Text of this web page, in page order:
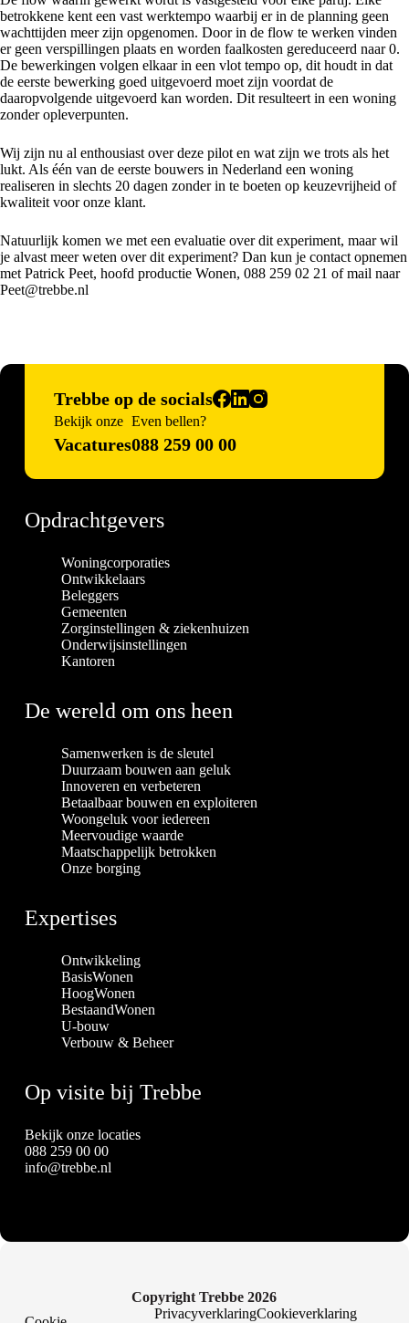
betrokkene kent een vast werktempo waarbij er in de planning geen
wachttijden meer zijn opgenomen. Door in de flow te werken vinden
er geen verspillingen plaats en worden faalkosten gereduceerd naar 0.
De bewerkingen volgen elkaar in een vlot tempo op, dit houdt in dat
de eerste bewerking goed uitgevoerd moet zijn voordat de
daaropvolgende uitgevoerd kan worden. Dit resulteert in een woning
zonder opleverpunten.
Wij zijn nu al enthousiast over deze pilot en wat zijn we trots als het
lukt. Als één van de eerste bouwers in Nederland een woning
realiseren in slechts 20 dagen zonder in te boeten op keuzevrijheid of
kwaliteit voor onze klant.
Natuurlijk komen we met een evaluatie over dit experiment, maar wil
je alvast meer weten over dit experiment? Dan kun je contact opnemen
met Patrick Peet, hoofd productie Wonen, 088 259 02 21 of mail naar
Peet@trebbe.nl
Trebbe op de socials
Bekijk onze
Vacatures
Even bellen?
088 259 00 00
Opdrachtgevers
Woningcorporaties
Ontwikkelaars
Beleggers
Gemeenten
Zorginstellingen & ziekenhuizen
Onderwijsinstellingen
Kantoren
De wereld om ons heen
Samenwerken is de sleutel
Duurzaam bouwen aan geluk
Innoveren en verbeteren
Betaalbaar bouwen en exploiteren
Woongeluk voor iedereen
Meervoudige waarde
Maatschappelijk betrokken
Onze borging
Expertises
Ontwikkeling
BasisWonen
HoogWonen
BestaandWonen
U-bouw
Verbouw & Beheer
Op visite bij Trebbe
Bekijk onze locaties
088 259 00 00
info@trebbe.nl
Copyright Trebbe 2026
PrivacyverklaringCookieverklaring